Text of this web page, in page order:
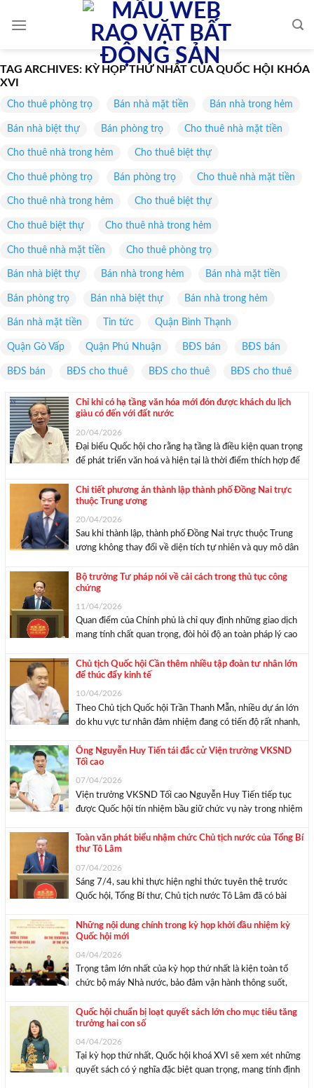
TAG ARCHIVES: KỲ HỌP THỨ NHẤT CỦA QUỐC HỘI KHÓA
XVI
Cho thuê phòng trọ Bán nhà mặt tiền Bán nhà trong hẻm
Bán nhà biệt thự Bán phòng trọ Cho thuê nhà mặt tiền
Cho thuê nhà trong hẻm Cho thuê biệt thự
Cho thuê phòng trọ Bán phòng trọ Cho thuê nhà mặt tiền
Cho thuê nhà trong hẻm Cho thuê biệt thự
Cho thuê biệt thự Cho thuê nhà trong hẻm
Cho thuê nhà mặt tiền Cho thuê phòng trọ
Bán nhà biệt thự Bán nhà trong hẻm Bán nhà mặt tiền
Bán phòng trọ Bán nhà biệt thự Bán nhà trong hẻm
Bán nhà mặt tiền Tin tức Quận Bình Thạnh
Quận Gò Vấp Quận Phú Nhuận BĐS bán BĐS bán
BĐS bán BĐS cho thuê BĐS cho thuê BĐS cho thuê
Chỉ khi có hạ tầng văn hóa mới đón được khách du lịch
giàu có đến với đất nước
20/04/2026
Đại biểu Quốc hội cho rằng hạ tầng là điều kiện quan trọng
để phát triển văn hoá và hiện tại là thời điểm thích hợp để
biểu Quốc hội Nguyễn Văn Thân ...
Chi tiết phương án thành lập thành phố Đồng Nai trực
thuộc Trung ương
20/04/2026
Sau khi thành lập, thành phố Đồng Nai trực thuộc Trung
ương không thay đổi về diện tích tự nhiên và quy mô dân
xã. Bộ trưởng Nội vụ Đỗ Thanh ...
Bộ trưởng Tư pháp nói về cải cách trong thủ tục công
chứng
11/04/2026
Quan điểm của Chính phủ là chỉ quy định những giao dịch
mang tính chất quan trọng, đòi hỏi độ an toàn pháp lý cao
của luật chuyên ngành. Đại biểu Phạm Văn Hoà ...
Chủ tịch Quốc hội Cần thêm nhiều tập đoàn tư nhân lớn
để thúc đẩy kinh tế
10/04/2026
Theo Chủ tịch Quốc hội Trần Thanh Mẫn, nhiều dự án lớn
do khu vực tư nhân đảm nhiệm đang có tiến độ rất nhanh,
biểu tại phiên thảo luận tổ sáng ngày 10/4. ...
Ông Nguyễn Huy Tiến tái đắc cử Viện trưởng VKSND
Tối cao
07/04/2026
Viện trưởng VKSND Tối cao Nguyễn Huy Tiến tiếp tục
được Quốc hội tín nhiệm bầu giữ chức vụ này trong nhiệm
Ảnh: Media Quốc hội Chiều ngày 7/4, với 100% đại biểu
có mặt ...
Toàn văn phát biểu nhậm chức Chủ tịch nước của Tổng Bí
thư Tô Lâm
07/04/2026
Sáng 7/4, sau khi thực hiện nghi thức tuyên thệ trước
Quốc hội, Tổng Bí thư, Chủ tịch nước Tô Lâm đã có bài
thiệu toàn văn phát biểu này. Tổng Bí thư Tô Lâm phát ...
Những nội dung chính trong kỳ họp khởi đầu nhiệm kỳ
Quốc hội mới
04/04/2026
Trọng tâm lớn nhất của kỳ họp thứ nhất là kiện toàn tổ
chức bộ máy Nhà nước, bảo đảm vận hành thông suốt,
Quốc hội, Chủ nhiệm Văn phòng Quốc hội ...
Quốc hội chuẩn bị loạt quyết sách lớn cho mục tiêu tăng
trưởng hai con số
04/04/2026
Tại kỳ họp thứ nhất, Quốc hội khoá XVI sẽ xem xét những
quyết sách có ý nghĩa đặc biệt quan trọng, mang tính định